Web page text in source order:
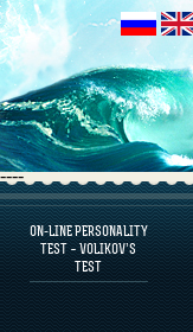
----
ON-LINE PERSONALITY
TEST – VOLIKOV’S
TEST